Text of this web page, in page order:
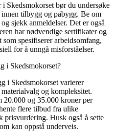
Skedsmokorset bør du undersøke
tilbygg og påbygg. Be om
sjekk anmeldelser. Det er også
har nødvendige sertifikater og
spesifiserer arbeidsomfang,
for å unngå misforståelser.
i Skedsmokorset?
i Skedsmokorset varierer
og kompleksitet.
20.000 og 35.000 kroner per
flere tilbud fra ulike
prisvurdering. Husk også å sette
kan oppstå underveis.